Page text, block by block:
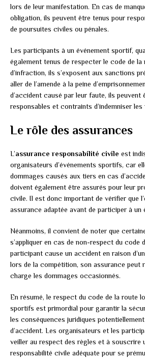
lors de leur manifestation. En cas de
obligation, ils peuvent être tenus pour
de poursuites civiles ou pénales.
Les participants à un événement sportif,
également tenus de respecter le code de la
d’infraction, ils s’exposent aux sanctions
aller de l’amende à la peine
d’accident causé par leur faute, ils peuvent
responsables et contraints d’indemniser les
Le rôle des assurances
L’assurance responsabilité civile est
organisateurs d’événements sportifs, car
dommages causés aux tiers en cas
doivent également être assurés pour leur
civile. Il est donc important de vérifier que
assurance adaptée avant de participer à un
Néanmoins, il convient de noter que
s’appliquer en cas de non-respect du code
participant cause un accident en raison
lors de la compétition, son assurance peut
charge les dommages occasionnés.
En résumé, le respect du code de la route
sportifs est primordial pour garantir la
les conséquences juridiques
d’accident. Les organisateurs et les
veiller au respect des règles et à souscrire
responsabilité civile adéquate pour se